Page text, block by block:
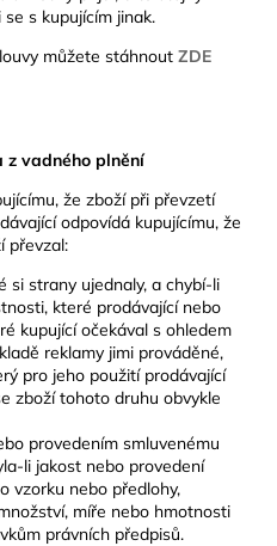
s kupujícím jinak.
můžete stáhnout ZDE
z vadného plnění
že zboží při převzetí
odpovídá kupujícímu, že
převzal:
si strany ujednaly, a chybí-li
které prodávající nebo
kupující očekával s ohledem
reklamy jimi prováděné,
pro jeho použití prodávající
zboží tohoto druhu obvykle
provedením smluvenému
li jakost nebo provedení
vzorku nebo předlohy,
míře nebo hmotnosti
právních předpisů.